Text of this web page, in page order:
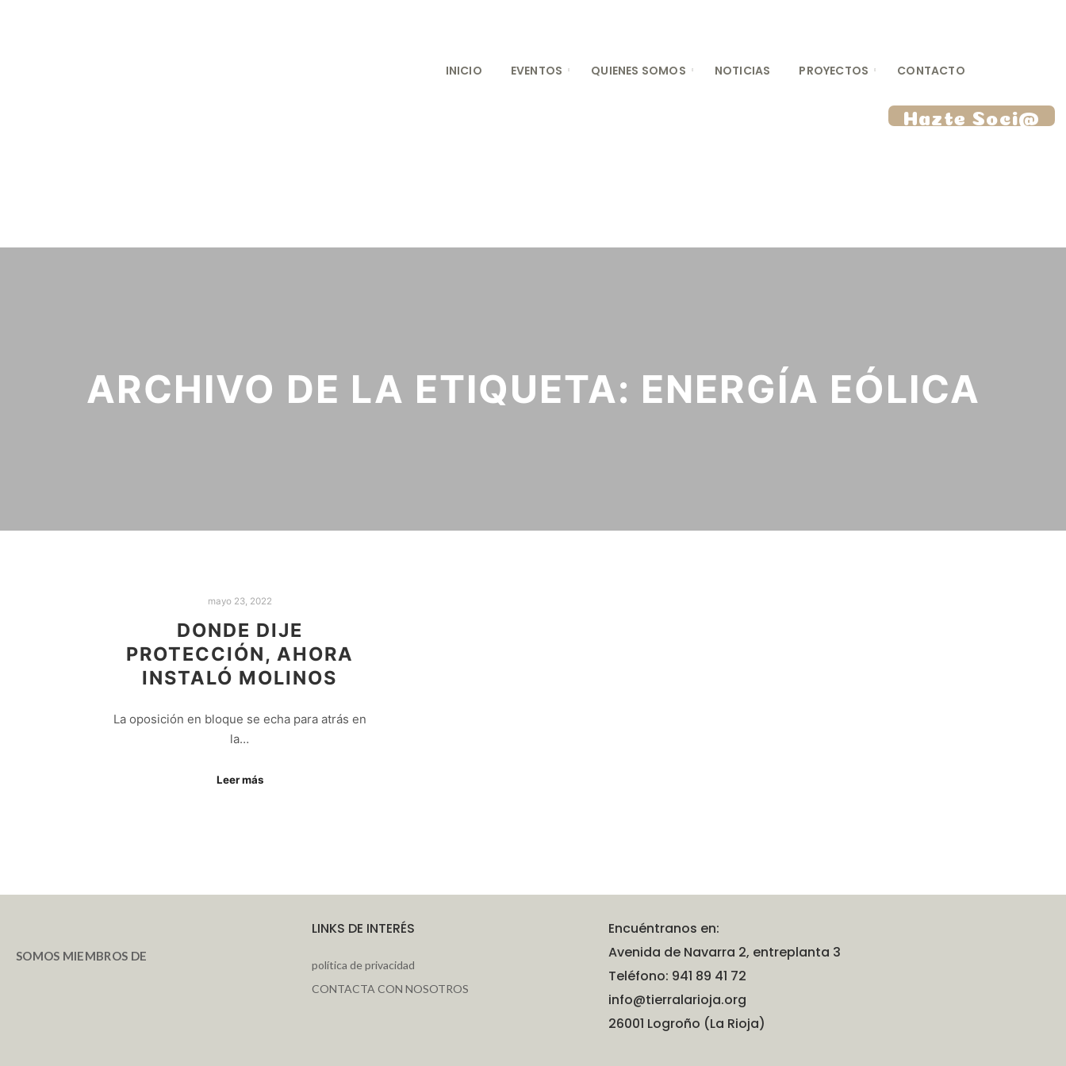
INICIO EVENTOS QUIENES SOMOS NOTICIAS PROYECTOS CONTACTO
Hazte Soci@
ARCHIVO DE LA ETIQUETA: ENERGÍA EÓLICA
mayo 23, 2022
DONDE DIJE
PROTECCIÓN, AHORA
INSTALÓ MOLINOS
La oposición en bloque se echa para atrás en
la…
Leer más
SOMOS MIEMBROS DE
LINKS DE INTERÉS
política de privacidad
CONTACTA CON NOSOTROS
Encuéntranos en:
Avenida de Navarra 2, entreplanta 3
Teléfono: 941 89 41 72
info@tierralarioja.org
26001 Logroño (La Rioja)